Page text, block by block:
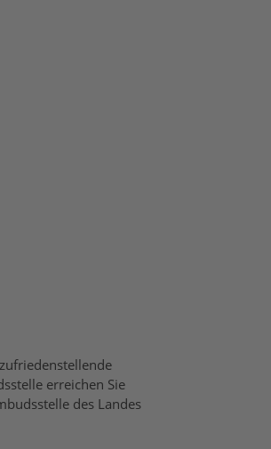
erreichen Sie
des Landes